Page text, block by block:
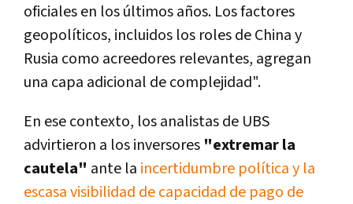
oficiales en los últimos años. Los factores
geopolíticos, incluidos los roles de China y
Rusia como acreedores relevantes, agregan
una capa adicional de complejidad".
En ese contexto, los analistas de UBS
advirtieron a los inversores "extremar la
cautela" ante la incertidumbre política y la
escasa visibilidad de capacidad de pago de